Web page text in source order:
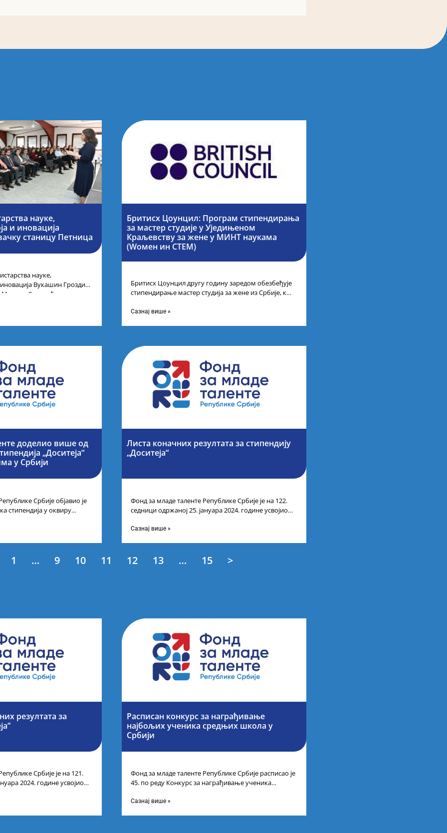
науке,
и иновација
станицу Петница
науке,
Вукашин Гроздић,
Соковић и
промоцију
Бритисх Цоунцил: Програм стипендирања
за мастер студије у Уједињеном
Краљевству за жене у МИНТ наукама
(Wомен ин СТЕМ)
Бритисх Цоунцил другу годину заредом обезбеђује
стипендирање мастер студија за жене из Србије, које
Сазнај више »
доделио више од
„Доситеја“
у Србији
Србије објавио је
стипендија у оквиру
Листа коначних резултата за стипендију
„Доситеја“
Фонд за младе таленте Републике Србије је на 122.
седници одржаној 25. јануара 2024. године усвојио
Сазнај више »
1 … 9 10 11 12 13 … 15 >
резултата за
Србије је на 121.
2024. године усвојио
Расписан конкурс за награђивање
најбољих ученика средњих школа у
Србији
Фонд за младе таленте Републике Србије расписао је
45. по реду Конкурс за награђивање ученика
Сазнај више »